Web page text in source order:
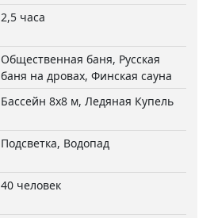
2,5 часа
Общественная баня, Русская
баня на дровах, Финская сауна
Бассейн 8х8 м, Ледяная Купель
Подсветка, Водопад
40 человек